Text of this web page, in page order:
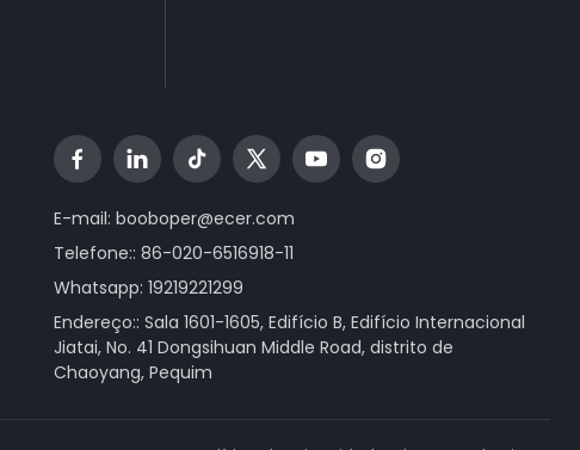
E-mail: booboper@ecer.com
Telefone:: 86-020-6516918-11
Whatsapp: 19219221299
Endereço:: Sala 1601-1605, Edifício B, Edifício Internacional
Jiatai, No. 41 Dongsihuan Middle Road, distrito de
Chaoyang, Pequim